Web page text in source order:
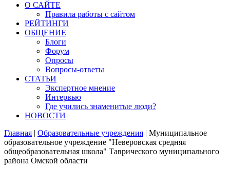
О САЙТЕ
Правила работы с сайтом
РЕЙТИНГИ
ОБЩЕНИЕ
Блоги
Форум
Опросы
Вопросы-ответы
СТАТЬИ
Экспертное мнение
Интервью
Где учились знаменитые люди?
НОВОСТИ
Главная | Образовательные учреждения | Муниципальное
образовательное учреждение "Неверовская средняя
общеобразовательная школа" Таврического муниципального
района Омской области